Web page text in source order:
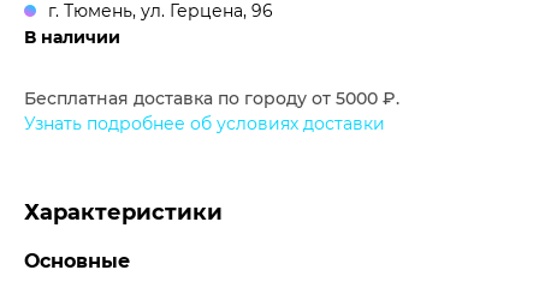
г. Тюмень, ул. Герцена, 96
В наличии
Бесплатная доставка по городу от 5000 ₽.
Узнать подробнее об условиях доставки
Характеристики
Основные